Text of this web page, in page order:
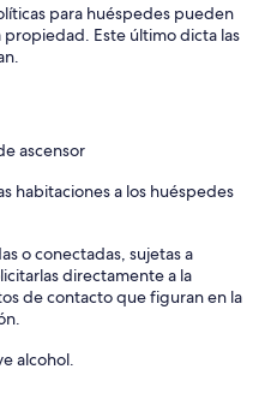
para huéspedes pueden
propiedad. Este último dicta las
ascensor
habitaciones a los huéspedes
o conectadas, sujetas a
directamente a la
de contacto que figuran en la
alcohol.